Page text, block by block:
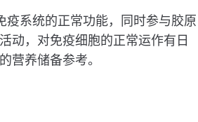
疫系统的正常功能，同时参与胶原
动，对免疫细胞的正常运作有日
营养储备参考。